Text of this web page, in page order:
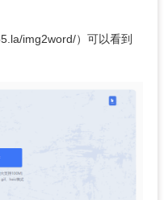
img2word/）可以看到